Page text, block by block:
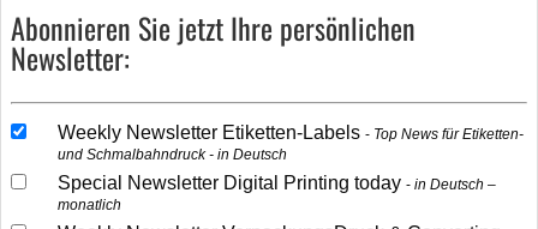
Abonnieren Sie jetzt Ihre persönlichen
Newsletter:
Weekly Newsletter Etiketten-Labels
Top News für Etiketten-
und Schmalbahndruck - in Deutsch
Special Newsletter Digital Printing today
in Deutsch –
monatlich